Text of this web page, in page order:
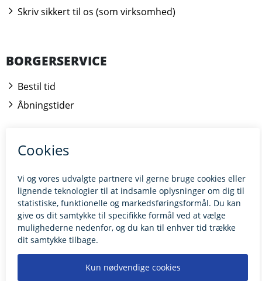
Skriv sikkert til os (som virksomhed)
BORGERSERVICE
Bestil tid
Åbningstider
BILLUND.DK
Tilgængelighedserklæring
Giv feedback til hjemmesiden